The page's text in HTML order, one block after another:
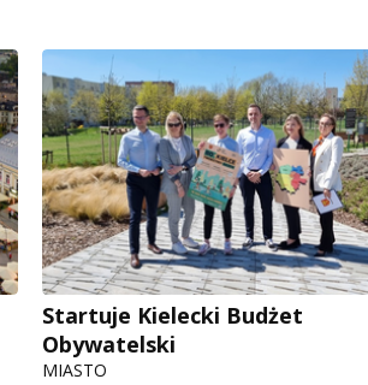
Startuje Kielecki Budżet
Obywatelski
MIASTO